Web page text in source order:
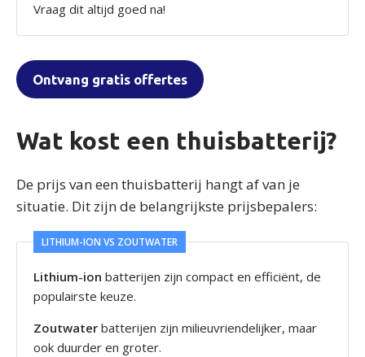
Vraag dit altijd goed na!
Ontvang gratis offertes
Wat kost een thuisbatterij?
De prijs van een thuisbatterij hangt af van je
situatie. Dit zijn de belangrijkste prijsbepalers:
LITHIUM-ION VS ZOUTWATER
Lithium-ion batterijen zijn compact en efficiënt, de
populairste keuze.
Zoutwater batterijen zijn milieuvriendelijker, maar
ook duurder en groter.